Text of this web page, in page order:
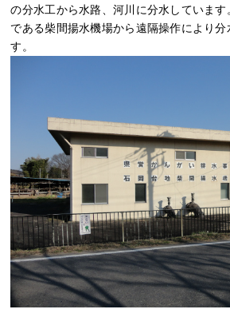
の分水工から水路、河川に分水していま
である柴間揚水機場から遠隔操作により分
す。